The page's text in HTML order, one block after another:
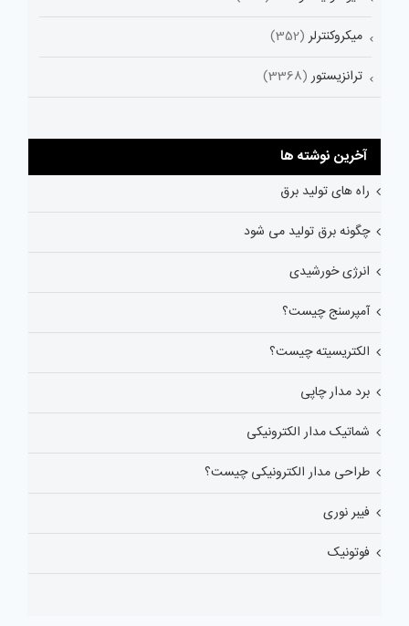
میکروکنترلر (352)
ترانزیستور (3368)
آخرین نوشته ها
راه های تولید برق
چگونه برق تولید می شود
انرژی خورشیدی
آمپرسنج چیست؟
الکتریسیته چیست؟
برد مدار چاپی
شماتیک مدار الکترونیکی
طراحی مدار الکترونیکی چیست؟
فیبر نوری
فوتونیک